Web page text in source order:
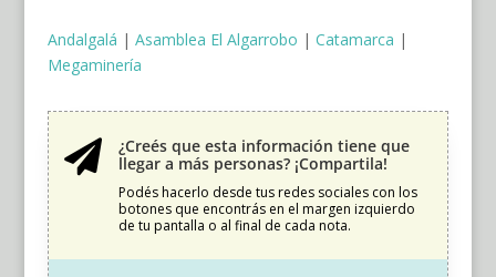
Andalgalá | Asamblea El Algarrobo | Catamarca |
Megaminería

¿Creés que esta información tiene que
llegar a más personas? ¡Compartila!
Podés hacerlo desde tus redes sociales con los
botones que encontrás en el margen izquierdo
de tu pantalla o al final de cada nota.